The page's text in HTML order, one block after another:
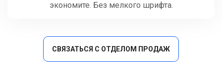
экономите. Без мелкого шрифта.
СВЯЗАТЬСЯ С ОТДЕЛОМ ПРОДАЖ